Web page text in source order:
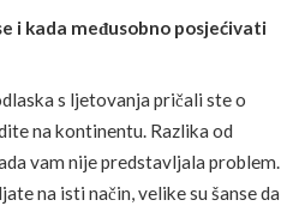
i kada međusobno posjećivati
s ljetovanja pričali ste o
na kontinentu. Razlika od
vam nije predstavljala problem.
na isti način, velike su šanse da